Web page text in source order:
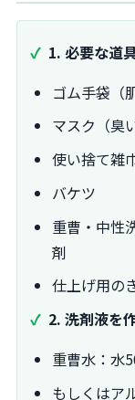
1. 必要な道
ゴム手袋（
マスク（臭
使い捨て雑
バケツ
重曹・中性
剤
仕上げ用の
2. 洗剤液を
重曹水：水
もしくはア